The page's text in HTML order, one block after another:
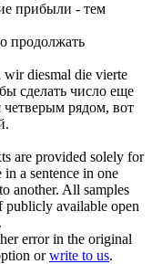
прибыли - тем
продолжать
wir diesmal die vierte
сделать число еще
четверым рядом, вот
are provided solely for
a sentence in one
another. All samples
publicly available open
error in the original
orwrite to us.